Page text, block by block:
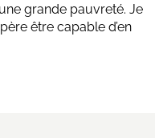
grande pauvreté. Je
être capable d’en